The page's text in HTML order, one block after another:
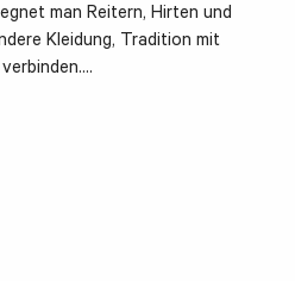
man Reitern, Hirten und
Kleidung, Tradition mit